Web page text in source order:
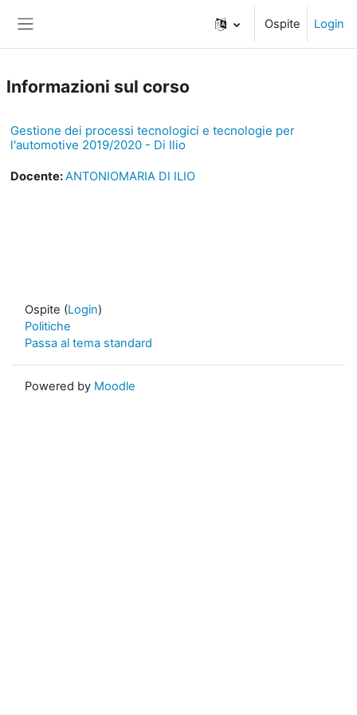
Ospite Login
Informazioni sul corso
Gestione dei processi tecnologici e tecnologie per
l'automotive 2019/2020 - Di Ilio
Docente:ANTONIOMARIA DI ILIO
Ospite (Login)
Politiche
Passa al tema standard
Powered by Moodle